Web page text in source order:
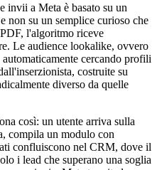
invii a Meta è basato su un
non su un semplice curioso che
l'algoritmo riceve
Le audience lookalike, ovvero
cercando profili
costruite su
diverso da quelle
così: un utente arriva sulla
compila un modulo con
confluiscono nel CRM, dove il
i lead che superano una soglia